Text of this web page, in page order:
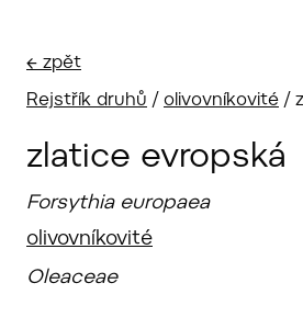
← zpět
Rejstřík druhů / olivovníkovité /
zlatice evropská
Forsythia europaea
olivovníkovité
Oleaceae